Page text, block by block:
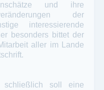
und ihre
der
interessierende
besonders bittet der
aller im Lande
schließlich soll eine